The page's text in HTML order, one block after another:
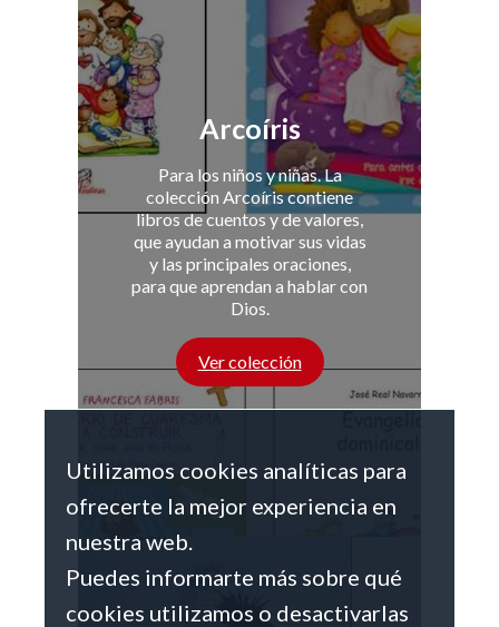
Arcoíris
Para los niños y niñas. La
colección Arcoíris contiene
libros de cuentos y de valores,
que ayudan a motivar sus vidas
y las principales oraciones,
para que aprendan a hablar con
Dios.
Ver colección
Utilizamos cookies analíticas para
ofrecerte la mejor experiencia en
nuestra web.
Puedes informarte más sobre qué
cookies utilizamos o desactivarlas